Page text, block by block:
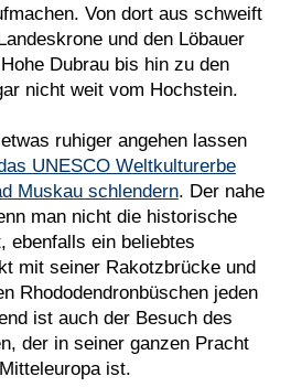
Von dort aus schweift
und den Löbauer
Dubrau bis hin zu den
nicht weit vom Hochstein.
ruhiger angehen lassen
UNESCO Weltkulturerbe
Muskau schlendern. Der nahe
man nicht die historische
ebenfalls ein beliebtes
mit seiner Rakotzbrücke und
Rhododendronbüschen jeden
ist auch der Besuch des
der in seiner ganzen Pracht
ist.